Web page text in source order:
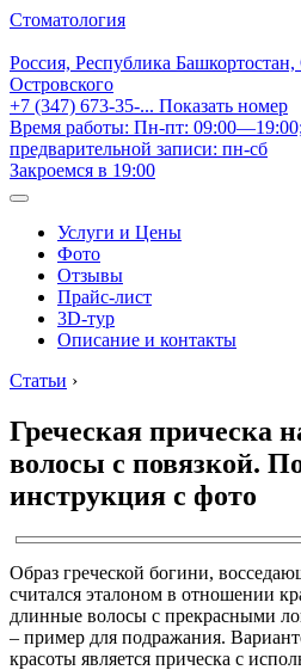
Стоматология
Россия, Республика
Островского
+7 (347) 673-35-... Показать номер
Время работы: Пн-пт:
предварительной записи: пн-сб
Закроемся в 19:00
Услуги и Цены
Фото
Отзывы
Прайс-лист
3D-тур
Описание и контакты
Статьи ›
Греческая прическа
волосы с повязкой.
инструкция с фото
Образ греческой богини,
считался эталоном в отношении
длинные волосы с прекрасными
– пример для подражания.
красоты является прическа с